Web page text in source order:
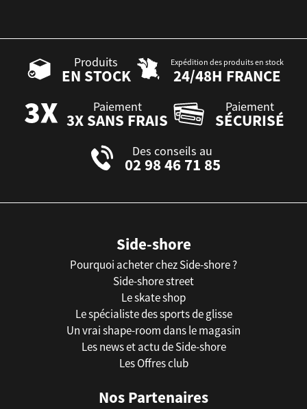
Produits
EN STOCK
Expédition des produits en stock
24/48H FRANCE
Paiement
3X SANS FRAIS
Paiement
SÉCURISÉ
Des conseils au
02 98 46 71 85
Side-shore
Pourquoi acheter chez Side-shore ?
Side-shore street
Le skate shop
Le spécialiste des sports de glisse
Un vrai shape-room dans le magasin
Les news et actu de Side-shore
Les Offres club
Nos Partenaires